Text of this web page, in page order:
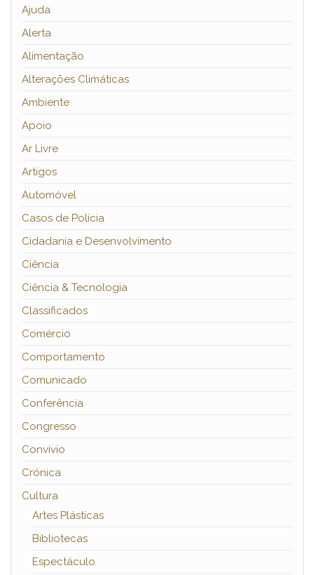
Ajuda
Alerta
Alimentação
Alterações Climáticas
Ambiente
Apoio
Ar Livre
Artigos
Automóvel
Casos de Polícia
Cidadania e Desenvolvimento
Ciência
Ciência & Tecnologia
Classificados
Comércio
Comportamento
Comunicado
Conferência
Congresso
Convívio
Crónica
Cultura
Artes Plásticas
Bibliotecas
Espectáculo